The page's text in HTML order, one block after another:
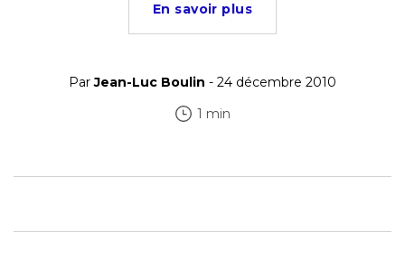
En savoir plus
ParJean-Luc Boulin - 24 décembre 2010
1 min